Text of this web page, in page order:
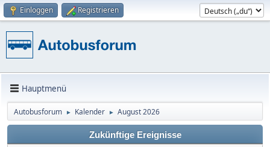
Einloggen Registrieren
Hauptmenü
Autobusforum ► Kalender ► August 2026
Zukünftige Ereignisse